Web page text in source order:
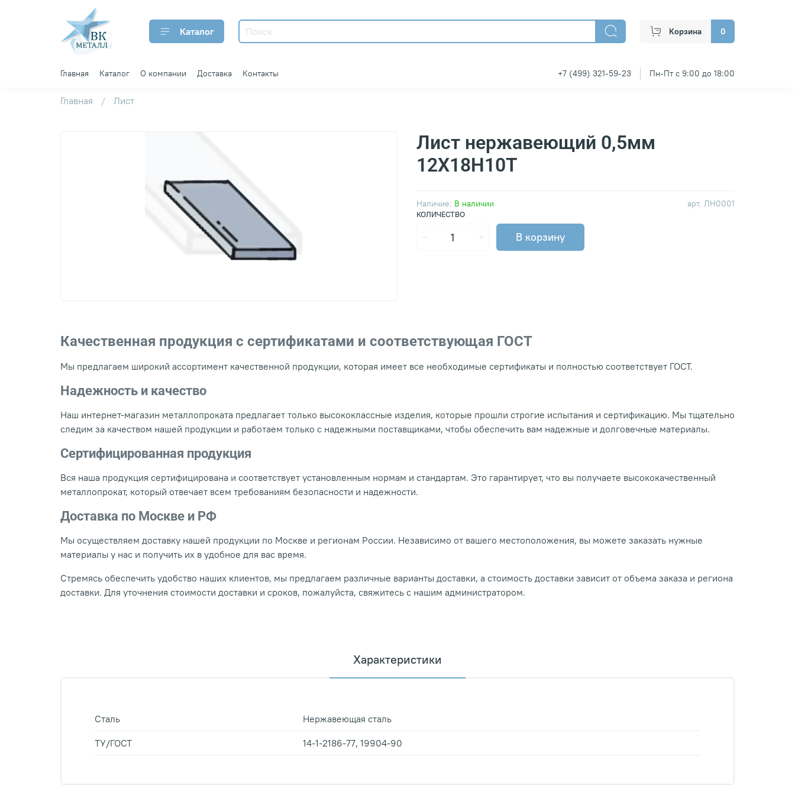
Каталог Корзина 0
Главная Каталог О компании Доставка Контакты +7 (499) 321-59-23 Пн-Пт с 9:00 до 18:00
Главная Лист
арт. ЛН0001
Наличие: В наличии
Лист нержавеющий 0,5мм
12Х18Н10Т
КОЛИЧЕСТВО
В корзину
Качественная продукция с сертификатами и соответствующая ГОСТ
Мы предлагаем широкий ассортимент качественной продукции, которая имеет все необходимые сертификаты и полностью соответствует ГОСТ.
Надежность и качество
Наш интернет-магазин металлопроката предлагает только высококлассные изделия, которые прошли строгие испытания и сертификацию. Мы тщательно
следим за качеством нашей продукции и работаем только с надежными поставщиками, чтобы обеспечить вам надежные и долговечные материалы.
Сертифицированная продукция
Вся наша продукция сертифицирована и соответствует установленным нормам и стандартам. Это гарантирует, что вы получаете высококачественный
металлопрокат, который отвечает всем требованиям безопасности и надежности.
Доставка по Москве и РФ
Мы осуществляем доставку нашей продукции по Москве и регионам России. Независимо от вашего местоположения, вы можете заказать нужные
материалы у нас и получить их в удобное для вас время.
Стремясь обеспечить удобство наших клиентов, мы предлагаем различные варианты доставки, а стоимость доставки зависит от объема заказа и региона
доставки. Для уточнения стоимости доставки и сроков, пожалуйста, свяжитесь с нашим администратором.
Характеристики
Сталь Нержавеющая сталь
ТУ/ГОСТ 14-1-2186-77, 19904-90